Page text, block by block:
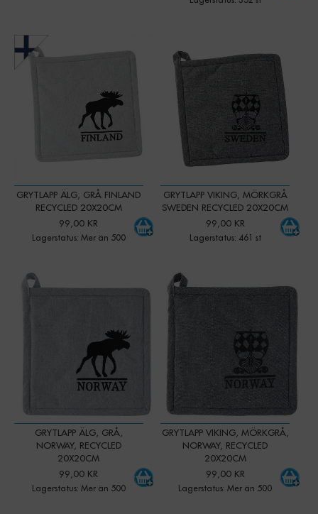
GRYTLAPP ÄLG, GRÅ FINLAND
RECYCLED 20X20CM
99,00 KR
Lagerstatus: Mer än 500
Qty:
GRYTLAPP VIKING, MÖRKGRÅ
SWEDEN RECYCLED 20X20CM
99,00 KR
Lagerstatus: 461 st
GRYTLAPP ÄLG, GRÅ,
NORWAY, RECYCLED
20X20CM
99,00 KR
Lagerstatus: Mer än 500
Qty: +
-
GRYTLAPP VIKING, MÖRKGRÅ,
NORWAY, RECYCLED
20X20CM
99,00 KR
Lagerstatus: Mer än 500
Qty: +
-